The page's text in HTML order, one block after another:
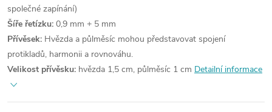
společné zapínání)
Šíře řetízku: 0,9 mm + 5 mm
Přívěsek: Hvězda a půlměsíc mohou představovat spojení
protikladů, harmonii a rovnováhu.
Velikost přívěsku: hvězda 1,5 cm, půlměsíc 1 cm Detailní informace